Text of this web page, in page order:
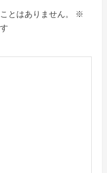
とはありません。
※